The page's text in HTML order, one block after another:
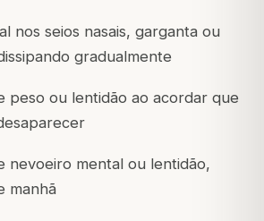
nos seios nasais, garganta ou
gradualmente
peso ou lentidão ao acordar que
nevoeiro mental ou lentidão,
manhã